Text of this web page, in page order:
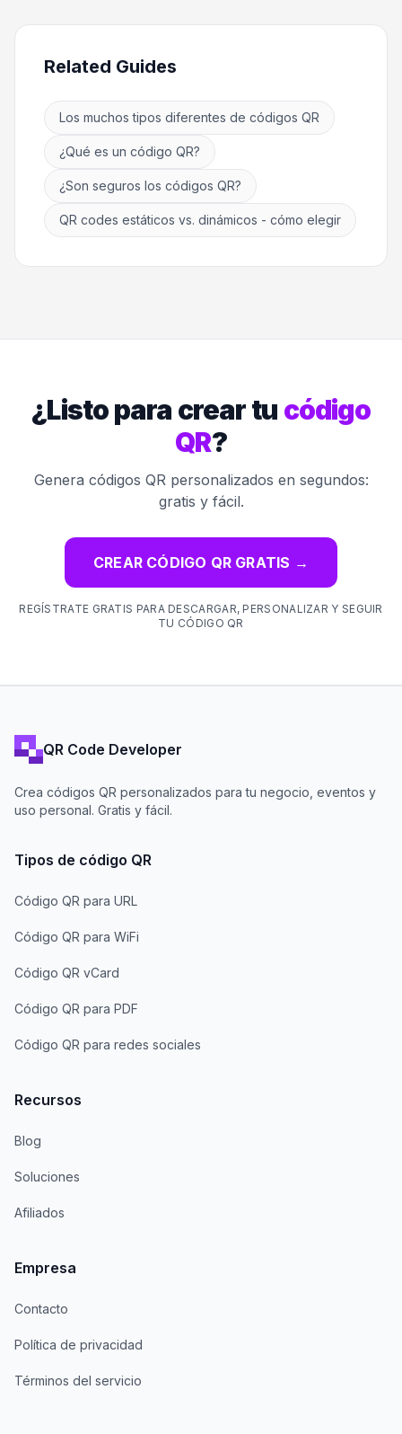
Related Guides
Los muchos tipos diferentes de códigos QR
¿Qué es un código QR?
¿Son seguros los códigos QR?
QR codes estáticos vs. dinámicos - cómo elegir
¿Listo para crear tu código
QR?
Genera códigos QR personalizados en segundos:
gratis y fácil.
CREAR CÓDIGO QR GRATIS →
REGÍSTRATE GRATIS PARA DESCARGAR, PERSONALIZAR Y SEGUIR
TU CÓDIGO QR
QR Code Developer
Crea códigos QR personalizados para tu negocio, eventos y
uso personal. Gratis y fácil.
Tipos de código QR
Código QR para URL
Código QR para WiFi
Código QR vCard
Código QR para PDF
Código QR para redes sociales
Recursos
Blog
Soluciones
Afiliados
Empresa
Contacto
Política de privacidad
Términos del servicio